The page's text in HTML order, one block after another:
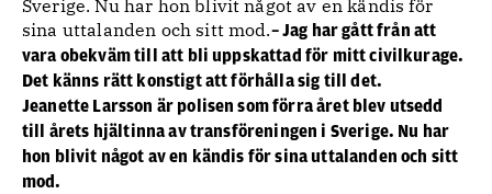
Sverige. Nu har hon blivit något av en kändis för
sina uttalanden och sitt mod.– Jag har gått från att
vara obekväm till att bli uppskattad för mitt civilkurage.
Det känns rätt konstigt att förhålla sig till det.
Jeanette Larsson är polisen som förra året blev utsedd
till årets hjältinna av transföreningen i Sverige. Nu har
hon blivit något av en kändis för sina uttalanden och sitt
mod.